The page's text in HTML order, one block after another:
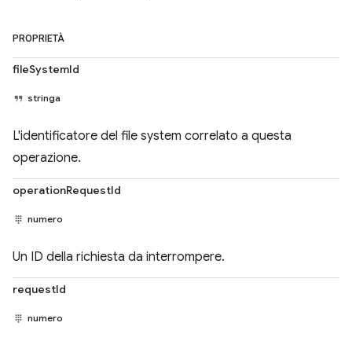
PROPRIETÀ
fileSystemId
stringa
L'identificatore del file system correlato a questa
operazione.
operationRequestId
numero
Un ID della richiesta da interrompere.
requestId
numero